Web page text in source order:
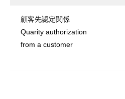
顧客先認定関係
Quarity authorization
from a customer